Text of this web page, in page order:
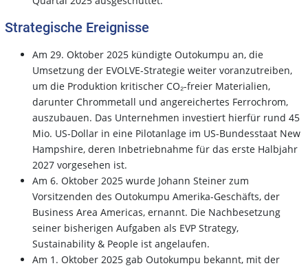
Strategische Ereignisse
Am 29. Oktober 2025 kündigte Outokumpu an, die
Umsetzung der EVOLVE-Strategie weiter voranzutreiben,
um die Produktion kritischer CO₂-freier Materialien,
darunter Chrommetall und angereichertes Ferrochrom,
auszubauen. Das Unternehmen investiert hierfür rund 45
Mio. US-Dollar in eine Pilotanlage im US-Bundesstaat New
Hampshire, deren Inbetriebnahme für das erste Halbjahr
2027 vorgesehen ist.
Am 6. Oktober 2025 wurde Johann Steiner zum
Vorsitzenden des Outokumpu Amerika-Geschäfts, der
Business Area Americas, ernannt. Die Nachbesetzung
seiner bisherigen Aufgaben als EVP Strategy,
Sustainability & People ist angelaufen.
Am 1. Oktober 2025 gab Outokumpu bekannt, mit der